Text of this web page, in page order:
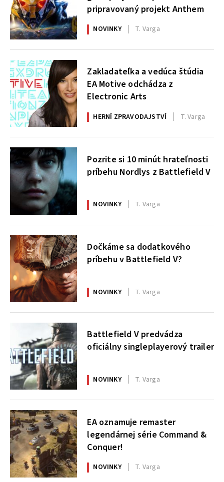
pripravovaný projekt Anthem
NOVINKY T. Varga
Zakladateľka a vedúca štúdia
EA Motive odchádza z
Electronic Arts
HERNÍ ZPRAVODAJSTVÍ T. Varga
Pozrite si 10 minút hrateľnosti
príbehu Nordlys z Battlefield V
NOVINKY T. Varga
Dočkáme sa dodatkového
príbehu v Battlefield V?
NOVINKY T. Varga
Battlefield V predvádza
oficiálny singleplayerový trailer
NOVINKY T. Varga
EA oznamuje remaster
legendárnej série Command &
Conquer!
NOVINKY T. Varga